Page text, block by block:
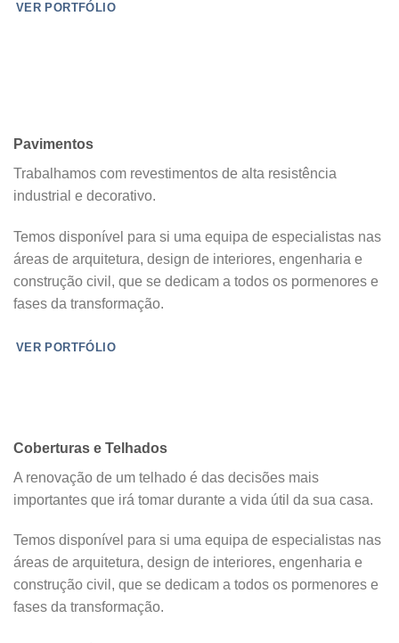
VER PORTFÓLIO
Pavimentos
Trabalhamos com revestimentos de alta resistência
industrial e decorativo.
Temos disponível para si uma equipa de especialistas nas
áreas de arquitetura, design de interiores, engenharia e
construção civil, que se dedicam a todos os pormenores e
fases da transformação.
VER PORTFÓLIO
Coberturas e Telhados
A renovação de um telhado é das decisões mais
importantes que irá tomar durante a vida útil da sua casa.
Temos disponível para si uma equipa de especialistas nas
áreas de arquitetura, design de interiores, engenharia e
construção civil, que se dedicam a todos os pormenores e
fases da transformação.